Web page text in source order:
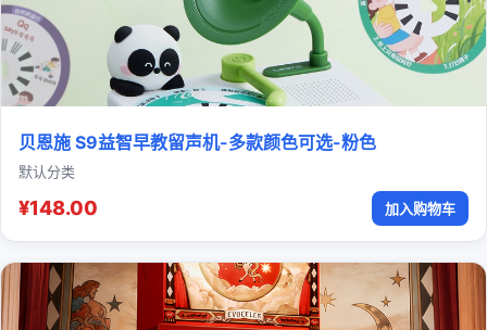
贝恩施 S9益智早教留声机-多款颜色可选-粉色
默认分类
¥148.00 加入购物车